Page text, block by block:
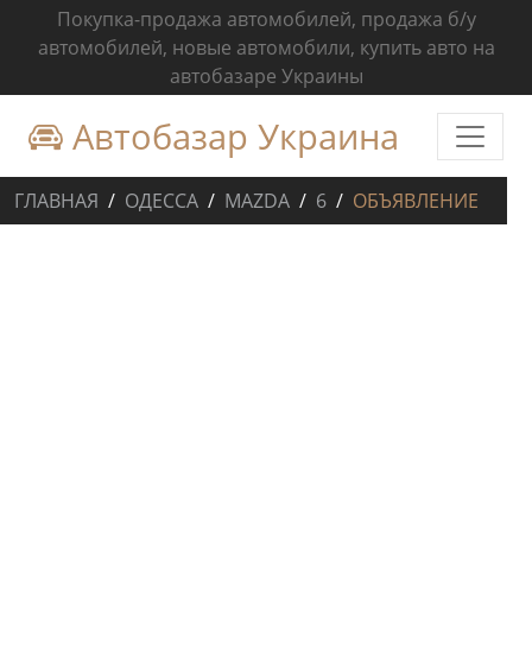
Покупка-продажа автомобилей, продажа б/у
автомобилей, новые автомобили, купить авто на
автобазаре Украины
Автобазар Украина
ГЛАВНАЯ ОДЕССА MAZDA 6 ОБЪЯВЛЕНИЕ